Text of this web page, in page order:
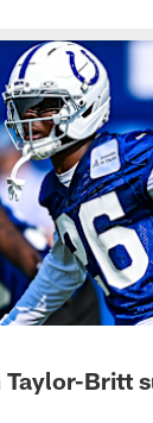
Britt